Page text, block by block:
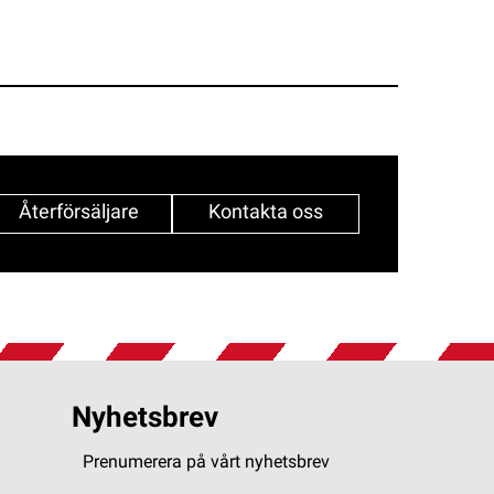
Återförsäljare Kontakta oss
Nyhetsbrev
Prenumerera på vårt nyhetsbrev